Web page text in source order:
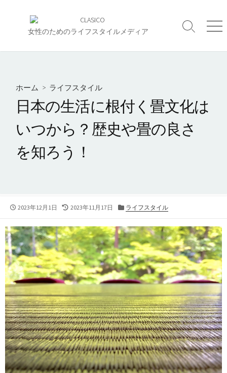
女性のためのライフスタイルメディア
検
メ
ホーム > ライフスタイル
日本の生活に根付く畳文化は
いつから？歴史や畳の良さ
を知ろう！
公
日
2023年12月1日
最
更
新
日
2023年11月17日
カ
ゴ
リ
ー
ライフスタイル